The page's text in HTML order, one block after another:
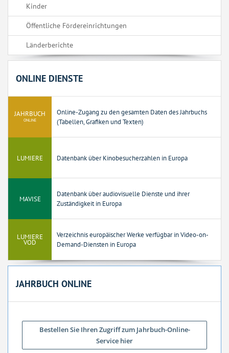
Kinder
Öffentliche Fördereinrichtungen
Länderberichte
ONLINE DIENSTE
JAHRBUCH
ONLINE
Online-Zugang zu den gesamten Daten des Jahrbuchs
(Tabellen, Grafiken und Texten)
LUMIERE Datenbank über Kinobesucherzahlen in Europa
MAVISE
Datenbank über audiovisuelle Dienste und ihrer
Zuständigkeit in Europa
LUMIERE
VOD
Verzeichnis europäischer Werke verfügbar in Video-on-
Demand-Diensten in Europa
JAHRBUCH ONLINE
Bestellen Sie Ihren Zugriff zum Jahrbuch-Online-
Service hier